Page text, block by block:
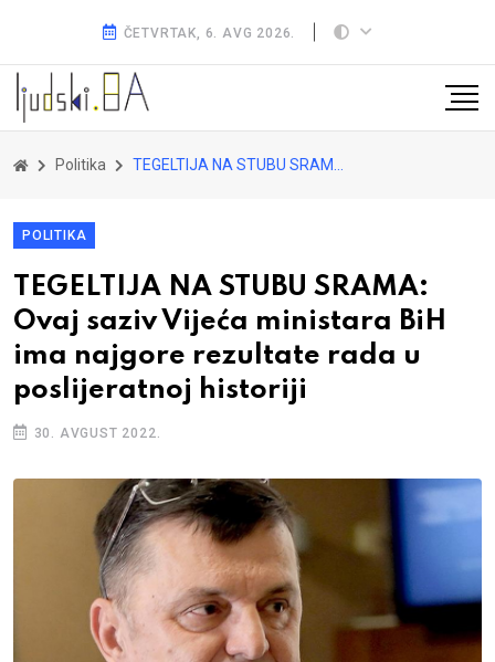
ČETVRTAK, 6. AVG 2026.
Politika TEGELTIJA NA STUBU SRAMA: Ovaj saziv Vijeća ministara BiH ima najgore rezultate rada u poslijeratnoj historiji
POLITIKA
TEGELTIJA NA STUBU SRAMA:
Ovaj saziv Vijeća ministara BiH
ima najgore rezultate rada u
poslijeratnoj historiji
30. AVGUST 2022.